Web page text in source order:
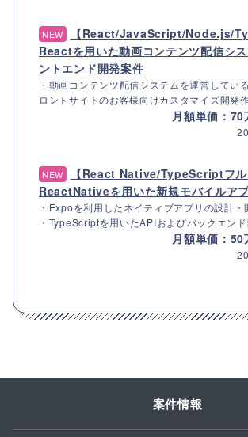
NEW
【React/JavaScript/Node.js/
Reactを用いた動画コンテンツ配信シ
ントエンド開発案件
・動画コンテンツ配信システムを運営してい
ロントサイトのお客様向けカスタマイズ開発
月額単価：
NEW
【React Native/TypeScriptフル
ReactNativeを用いた新規モバイルア
・Expoを利用したネイティブアプリの設計・
・TypeScriptを用いたAPIおよびバックエン
月額単価：
案件情報